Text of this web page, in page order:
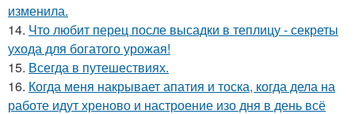
изменила.
14. Что любит перец после высадки в теплицу - секреты
ухода для богатого урожая!
15. Всегда в путешествиях.
16. Когда меня накрывает апатия и тоска, когда дела на
работе идут хреново и настроение изо дня в день всё